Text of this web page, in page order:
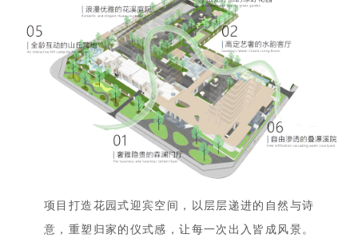
项目打造花园式迎宾空间，以层层递进的自然与诗
意，重塑归家的仪式感，让每一次出入皆成风景。